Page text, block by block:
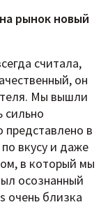
рынок новый
считала,
он
Мы вышли
сильно
представлено в
по вкусу и даже
в который мы
осознанный
очень близка